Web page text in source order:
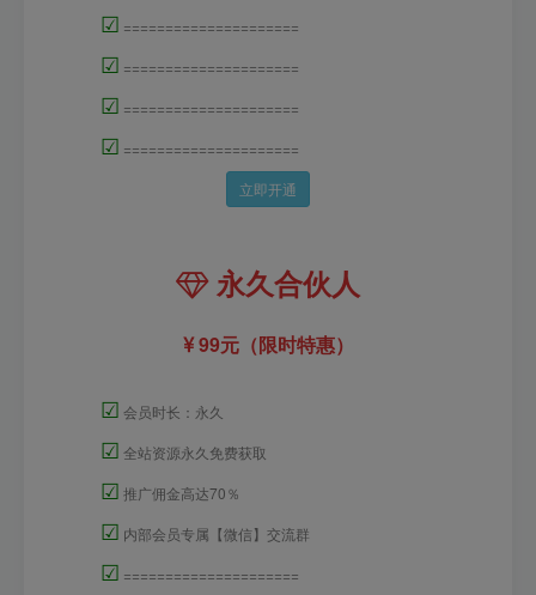
☑ =====================
☑ =====================
☑ =====================
☑ =====================
立即开通
永久合伙人
99元（限时特惠）
☑ 会员时长：永久
☑ 全站资源永久免费获取
☑ 推广佣金高达70％
☑ 内部会员专属【微信】交流群
☑ =====================